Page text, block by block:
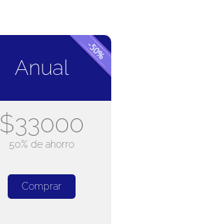
Anual
$33000
50% de ahorro
Comprar